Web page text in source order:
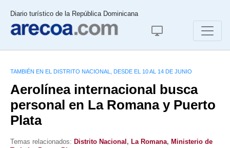
Diario turístico de la República Dominicana
TAMBIÉN EN EL DISTRITO NACIONAL, DESDE EL 10 AL 14 DE JUNIO
Aerolínea internacional busca
personal en La Romana y Puerto
Plata
Temas relacionados: Distrito Nacional , La Romana, Ministerio de